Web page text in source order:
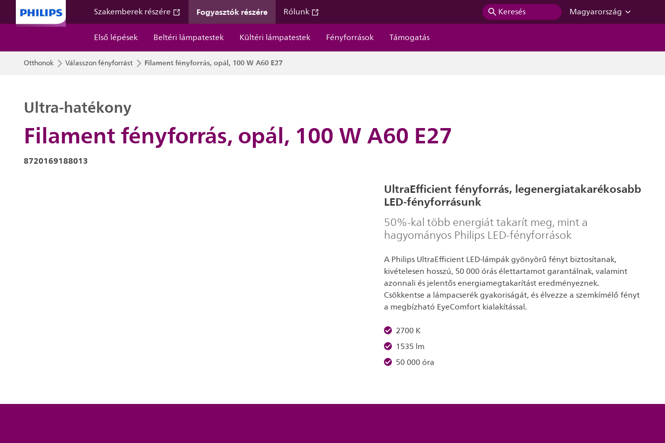
Szakemberek részére Fogyasztók részére Rólunk Keresés
Magyarország
Első lépések
Beltéri lámpatestek Kültéri lámpatestek Fényforrások Támogatás
Otthonok Válasszon fényforrást Filament fényforrás, opál, 100 W A60 E27
Filament fényforrás, opál, 100 W A60 E27
Ultra-hatékony
8720169188013
UltraEfficient fényforrás, legenergiatakarékosabb
LED-fényforrásunk
50%-kal több energiát takarít meg, mint a
hagyományos Philips LED-fényforrások
A Philips UltraEfficient LED-lámpák gyönyörű fényt biztosítanak,
kivételesen hosszú, 50 000 órás élettartamot garantálnak, valamint
azonnali és jelentős energiamegtakarítást eredményeznek.
Csökkentse a lámpacserék gyakoriságát, és élvezze a szemkímélő fényt
a megbízható EyeComfort kialakítással.
2700 K
1535 lm
50 000 óra